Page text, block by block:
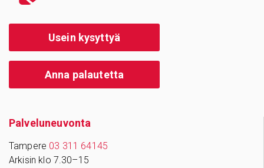
Usein kysyttyä
Anna palautetta
Palve­lu­neu­vonta
Tampere 03 311 64145
Arkisin klo 7.30–15